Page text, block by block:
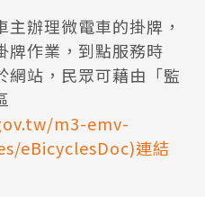
辦理微電車的掛牌，
牌作業，到點服務時
網站，民眾可藉由「監
m3-emv-
eBicyclesDoc)連結